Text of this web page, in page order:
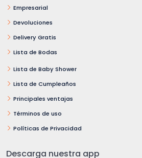
Empresarial
Devoluciones
Delivery Gratis
Lista de Bodas
Lista de Baby Shower
Lista de Cumpleaños
Principales ventajas
Términos de uso
Políticas de Privacidad
Descarga nuestra app